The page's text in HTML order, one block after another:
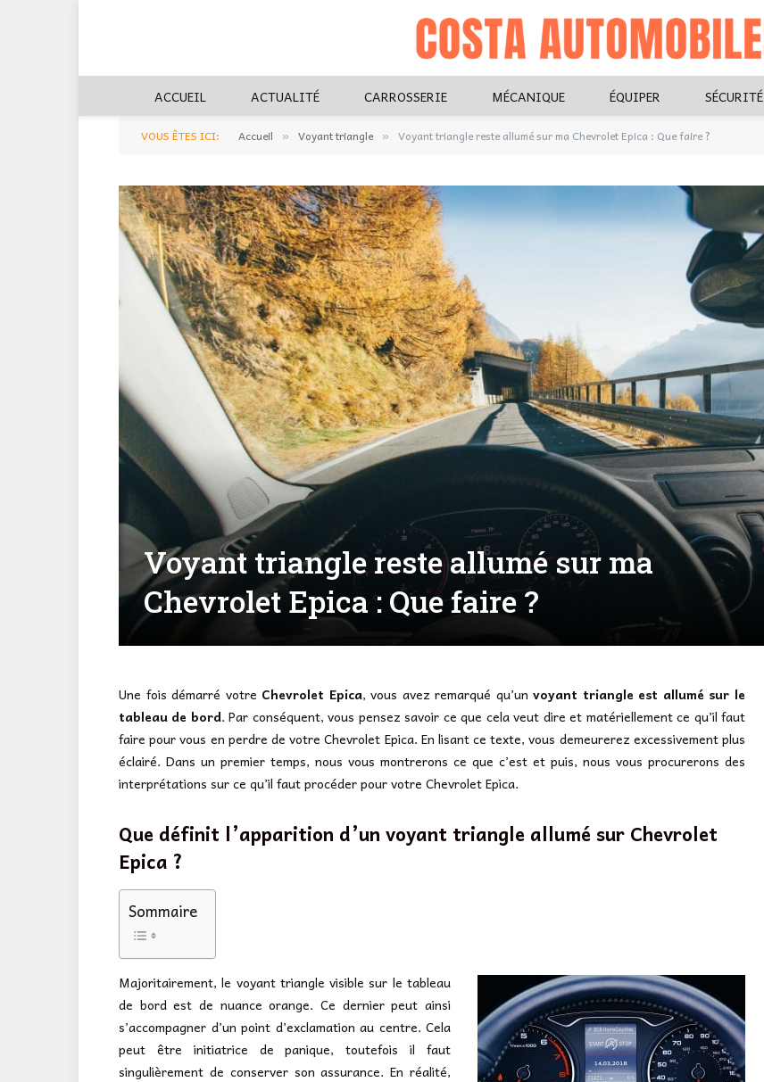
ACCUEIL ACTUALITÉ CARROSSERIE MÉCANIQUE ÉQUIPER SÉCURITÉ
VOUS ÊTES ICI: Accueil » Voyant triangle » Voyant triangle reste allumé sur ma Chevrolet Epica : Que faire ?
Voyant triangle reste allumé sur ma
Chevrolet Epica : Que faire ?
Une fois démarré votre Chevrolet Epica, vous avez remarqué qu’unvoyant triangle est allumé sur le
tableau de bord. Par conséquent, vous pensez savoir ce que cela veut dire et matériellement ce qu’il faut
faire pour vous en perdre de votre Chevrolet Epica. En lisant ce texte, vous demeurerez excessivement plus
éclairé. Dans un premier temps, nous vous montrerons ce que c’est et puis, nous vous procurerons des
interprétations sur ce qu’il faut procéder pour votre Chevrolet Epica.
Que définit l’apparition d’un voyant triangle allumé sur Chevrolet
Epica ?
Sommaire
Majoritairement, le voyant triangle visible sur le tableau
de bord est de nuance orange. Ce dernier peut ainsi
s’accompagner d’un point d’exclamation au centre. Cela
peut être initiatrice de panique, toutefois il faut
singulièrement de conserver son assurance. En réalité,